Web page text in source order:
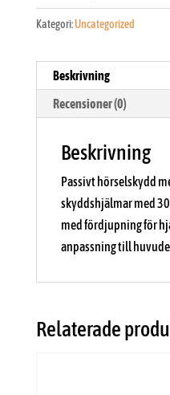
Kategori:Uncategorized
Beskrivning
Recensioner (0)
Beskrivning
Passivt hörselskydd
skyddshjälmar med
med fördjupning för
anpassning till
Relaterade